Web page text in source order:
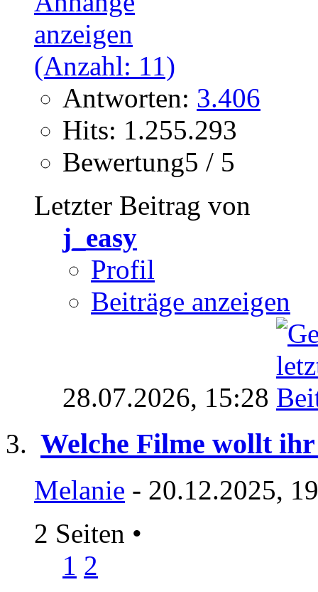
Antworten: 3.406
Hits: 1.255.293
Bewertung5 / 5
Letzter Beitrag von
j_easy
Profil
Beiträge anzeigen
28.07.2026, 15:28
Welche Filme wollt ihr
Melanie - 20.12.2025,
2 Seiten •
1 2